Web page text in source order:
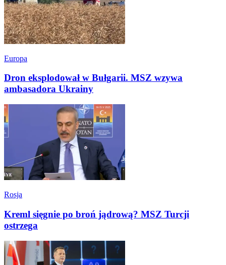
Europa
Dron eksplodował w Bułgarii. MSZ wzywa
ambasadora Ukrainy
Rosja
Kreml sięgnie po broń jądrową? MSZ Turcji
ostrzega